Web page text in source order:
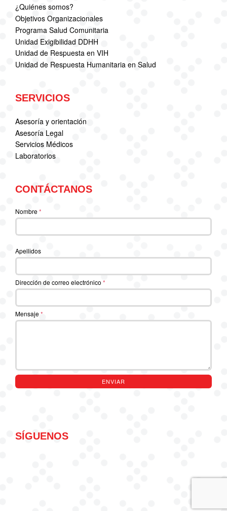
¿Quiénes somos?
Objetivos Organizacionales
Programa Salud Comunitaria
Unidad Exigibilidad DDHH
Unidad de Respuesta en VIH
Unidad de Respuesta Humanitaria en Salud
SERVICIOS
Asesoría y orientación
Asesoría Legal
Servicios Médicos
Laboratorios
CONTÁCTANOS
Nombre*
Apellidos
Dirección de correo electrónico *
Mensaje*
ENVIAR
SÍGUENOS